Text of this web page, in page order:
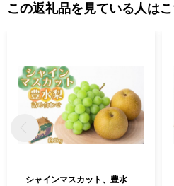
この返礼品を見ている人は
シャインマスカット、豊水